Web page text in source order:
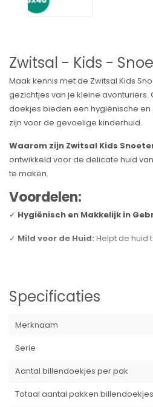
Zwitsal - Kids -
Maak kennis met de Zwitsal Kids
gezichtjes van je kleine
doekjes bieden een hygiënische
zijn voor de gevoelige kinderhuid.
Waarom zijn Zwitsal Kids
ontwikkeld voor de delicate huid
te maken.
Voordelen:
✓ Hygiënisch en Makkelijk in
✓ Mild voor de Huid: Helpt de huid
pH-Huidneutraal en
Handig voor Onderweg:
Gebruiksinstructies:
Open de
schoon. Sluit de verpakking goed
Specificaties:
Productsoort:
Specificaties
Merknaam
Serie
Aantal billendoekjes per pak
Totaal aantal pakken billendoekjes